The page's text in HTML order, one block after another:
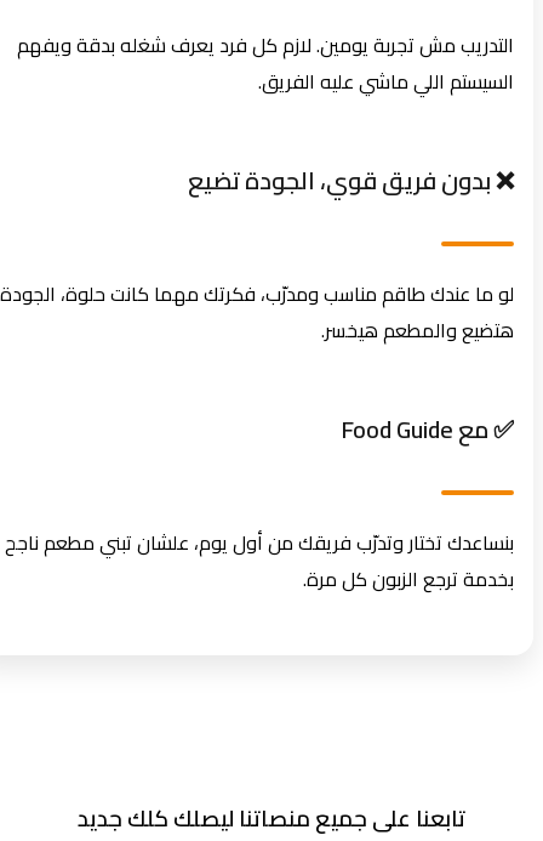
التدريب مش تجربة يومين. لازم كل فرد يعرف شغله بدقة ويفهم
السيستم اللي ماشي عليه الفريق.
❌ بدون فريق قوي، الجودة تضيع
لو ما عندك طاقم مناسب ومدرّب، فكرتك مهما كانت حلوة، الجودة
هتضيع والمطعم هيخسر.
✅ مع Food Guide
بنساعدك تختار وتدرّب فريقك من أول يوم، علشان تبني مطعم ناجح
بخدمة ترجع الزبون كل مرة.
تابعنا على جميع منصاتنا ليصلك كلك جديد